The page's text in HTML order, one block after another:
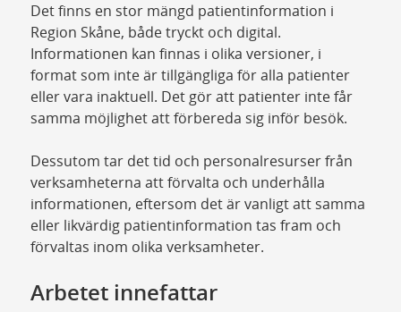
Det finns en stor mängd patientinformation i
Region Skåne, både tryckt och digital.
Informationen kan finnas i olika versioner, i
format som inte är tillgängliga för alla patienter
eller vara inaktuell. Det gör att patienter inte får
samma möjlighet att förbereda sig inför besök.
Dessutom tar det tid och personalresurser från
verksamheterna att förvalta och underhålla
informationen, eftersom det är vanligt att samma
eller likvärdig patientinformation tas fram och
förvaltas inom olika verksamheter.
Arbetet innefattar